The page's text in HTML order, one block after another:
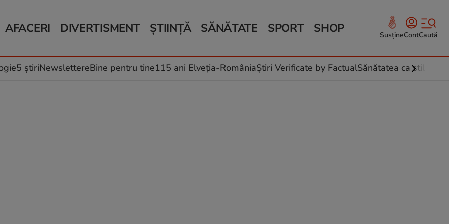
AFACERI
Auto
Locuri de muncă
DIVERTISMENT
Horoscop
Muzică și Filme
ȘTIINȚĂ
Schimbări climatice
SĂNĂTATE
Relații
Rețete culinare
SPORT SHOP SusțineContCaută
5 știriNewslettereBine pentru tine115 ani Elveția-RomâniaȘtiri Verificate by FactualSănătatea ca stil de